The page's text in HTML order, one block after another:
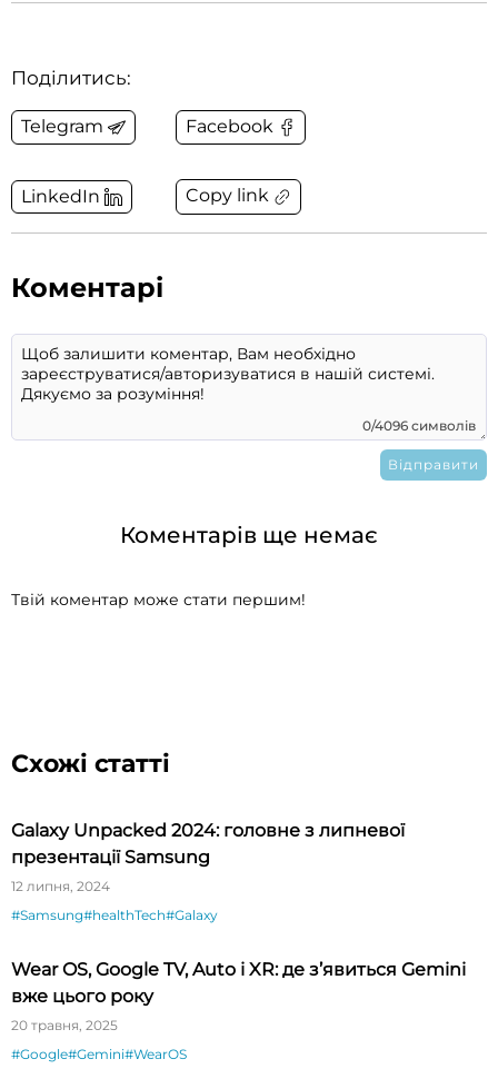
Поділитись:
Telegram Facebook
LinkedIn Copy link
Коментарі
0/4096 символів
Коментарів ще немає
Твій коментар може стати першим!
Схожі статті
Galaxy Unpacked 2024: головне з липневої
презентації Samsung
12 липня, 2024
#Samsung#healthTech#Galaxy
Wear OS, Google TV, Auto і XR: де з’явиться Gemini
вже цього року
20 травня, 2025
#Google#Gemini#WearOS